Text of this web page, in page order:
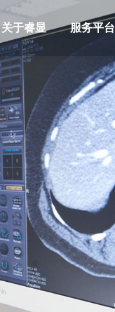
关于睿显 服务平台